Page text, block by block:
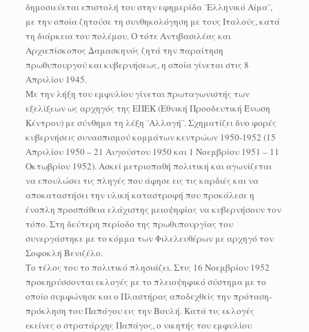
δημοσιεύεται επιστολή του στην εφημερίδα ¨Ελληνικό Αίμα¨,
με την οποία ζητούσε τη συνθηκολόγηση με τους Ιταλούς, κατά
τη διάρκεια του πολέμου. Ο τότε Αντιβασιλέας και
Αρχιεπίσκοπος Δαμασκηνός ζητά την παραίτηση
πρωθυπουργού και κυβερνήσεως, η οποία γίνεται στις 8
Απριλίου 1945.
Με την λήξη του εμφυλίου γίνεται πρωταγωνιστής των
εξελίξεων ως αρχηγός της ΕΠΕΚ (Εθνική Προοδευτική Ένωση
Κέντρου) με σύνθημα τη λέξη ¨Αλλαγή¨. Σχηματίζει δυο φορές
κυβερνήσεις συνασπισμού κομμάτων κεντρώων 1950-1952 (15
Απριλίου 1950 – 21 Αυγούστου 1950 και 1 Νοεμβρίου 1951 – 11
Οκτωβρίου 1952). Ασκεί μετριοπαθή πολιτική και αγωνίζεται
να επουλώσει τις πληγές που άφησε εις τις καρδιές και να
αποκαταστήσει την υλική καταστροφή που προκάλεσε η
ένοπλη προσπάθεια ελάχιστης μειοψηφίας να κυβερνήσουν τον
τόπο. Στη δεύτερη περίοδο της πρωθυπουργίας του
συνεργάστηκε με το κόμμα των Φιλελευθέρων με αρχηγό τον
Σοφοκλή Βενιζέλο.
Το τέλος του το πολιτικό πλησιάζει. Στις 16 Νοεμβρίου 1952
προκηρύσσονται εκλογές με το πλειοψηφικό σύστημα με το
οποίο συμφώνησε και ο Πλαστήρας αποδεχθείς την πρόταση-
πρόκληση του Παπάγου εις την Βουλή. Κατά τις εκλογές
εκείνες ο στρατάρχης Παπάγος, ο νικητής του εμφυλίου